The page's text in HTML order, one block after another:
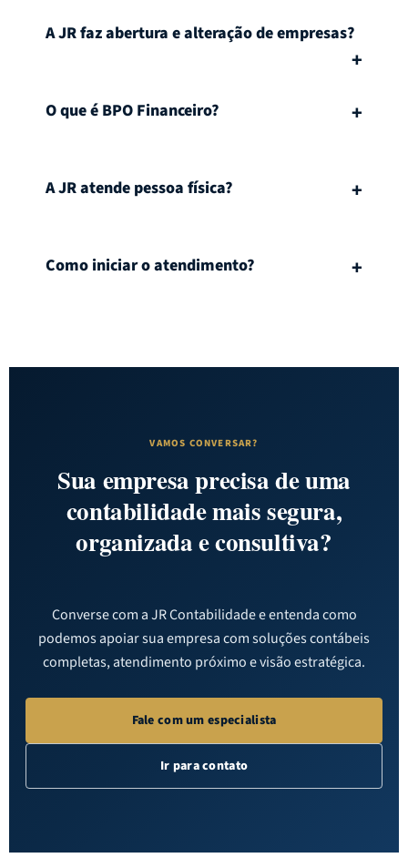
A JR faz abertura e alteração de empresas?
O que é BPO Financeiro?
A JR atende pessoa física?
Como iniciar o atendimento?
VAMOS CONVERSAR?
Sua empresa precisa de uma
contabilidade mais segura,
organizada e consultiva?
Converse com a JR Contabilidade e entenda como
podemos apoiar sua empresa com soluções contábeis
completas, atendimento próximo e visão estratégica.
Fale com um especialista
Ir para contato